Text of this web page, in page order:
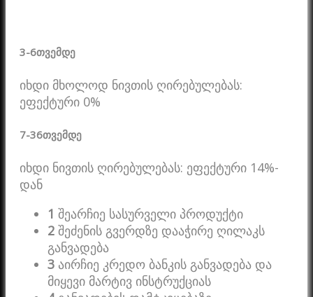
3-6თვემდე
იხდი მხოლოდ ნივთის ღირებულებას:
ეფექტური 0%
7-36თვემდე
იხდი ნივთის ღირებულებას: ეფექტური 14%-
დან
1 შეარჩიე სასურველი პროდუქტი
2 შეძენის გვერდზე დააჭირე ღილაკს
განვადება
3 აირჩიე კრედო ბანკის განვადება და
მიყევი მარტივ ინსტრუქციას